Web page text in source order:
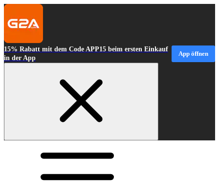
15% Rabatt mit dem Code APP15 beim ersten Einkauf
in der App
App öffnen